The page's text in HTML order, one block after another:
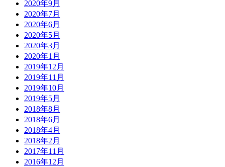
2020年9月
2020年7月
2020年6月
2020年5月
2020年3月
2020年1月
2019年12月
2019年11月
2019年10月
2019年5月
2018年8月
2018年6月
2018年4月
2018年2月
2017年11月
2016年12月